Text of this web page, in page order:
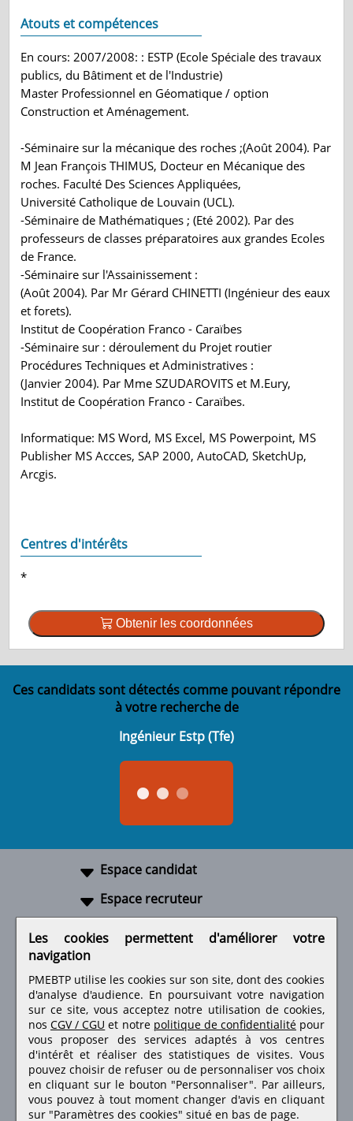
Atouts et compétences
En cours: 2007/2008: : ESTP (Ecole Spéciale des travaux
publics, du Bâtiment et de l'Industrie)
Master Professionnel en Géomatique / option
Construction et Aménagement.
-Séminaire sur la mécanique des roches ;(Août 2004). Par
M Jean François THIMUS, Docteur en Mécanique des
roches. Faculté Des Sciences Appliquées,
Université Catholique de Louvain (UCL).
-Séminaire de Mathématiques ; (Eté 2002). Par des
professeurs de classes préparatoires aux grandes Ecoles
de France.
-Séminaire sur l'Assainissement :
(Août 2004). Par Mr Gérard CHINETTI (Ingénieur des eaux
et forets).
Institut de Coopération Franco - Caraïbes
-Séminaire sur : déroulement du Projet routier
Procédures Techniques et Administratives :
(Janvier 2004). Par Mme SZUDAROVITS et M.Eury,
Institut de Coopération Franco - Caraïbes.
Informatique: MS Word, MS Excel, MS Powerpoint, MS
Publisher MS Accces, SAP 2000, AutoCAD, SketchUp,
Arcgis.
Centres d'intérêts
*
Obtenir les coordonnées
Ces candidats sont détectés comme pouvant répondre
à votre recherche de
Ingénieur Estp (Tfe)
Espace candidat
Espace recruteur
Retrouvez-nous sur les réseaux sociaux
Les cookies permettent d'améliorer votre
navigation
PMEBTP utilise les cookies sur son site, dont des cookies
d'analyse d'audience. En poursuivant votre navigation
sur ce site, vous acceptez notre utilisation de cookies,
nos CGV / CGU et notre politique de confidentialité pour
vous proposer des services adaptés à vos centres
d'intérêt et réaliser des statistiques de visites.Vous
pouvez choisir de refuser ou de personnaliser vos choix
en cliquant sur le bouton "Personnaliser". Par ailleurs,
vous pouvez à tout moment changer d'avis en cliquant
sur "Paramètres des cookies" situé en bas de page.